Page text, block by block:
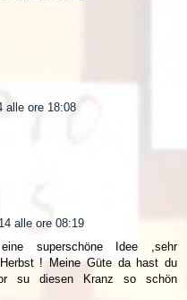
alle ore 18:08
alle ore 08:19
superschöne Idee ,sehr
! Meine Güte da hast du
su diesen Kranz so schön